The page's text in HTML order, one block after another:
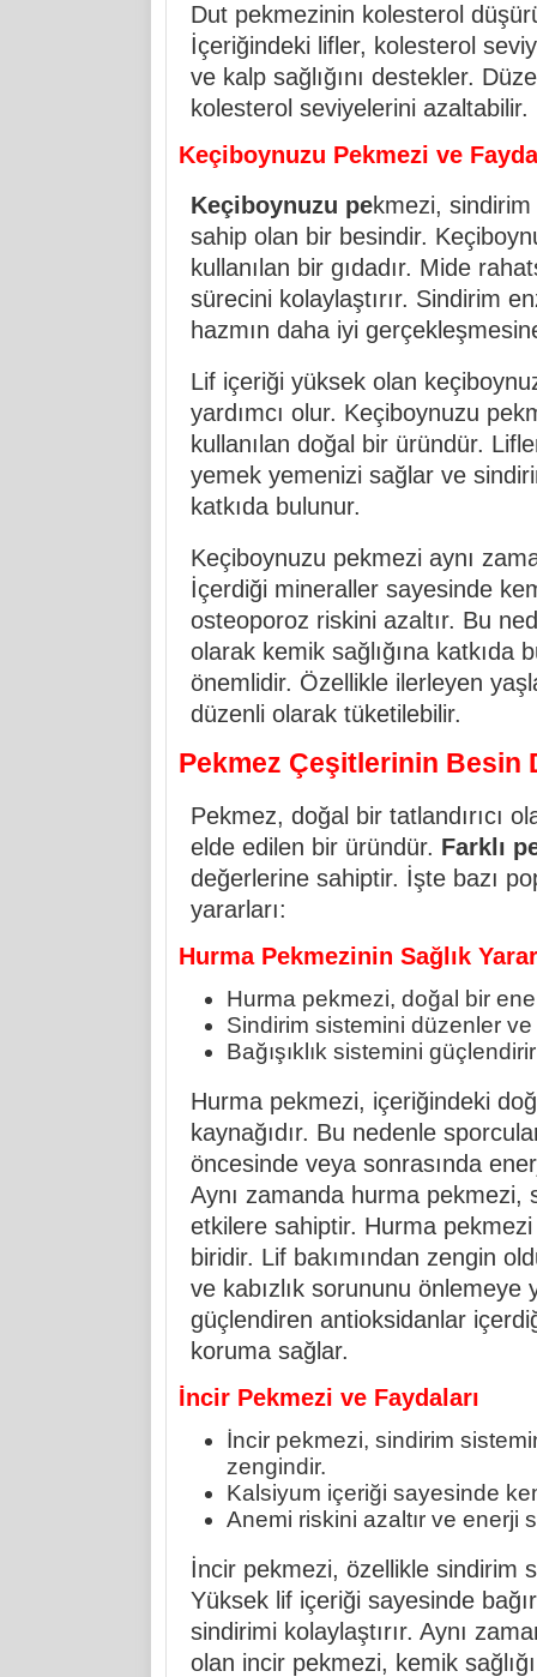
Dut pekmezinin kolesterol
İçeriğindeki lifler, kolesterol
ve kalp sağlığını destekler.
kolesterol seviyelerini azaltabilir.
Keçiboynuzu Pekmezi ve
Keçiboynuzu pekmezi,
sahip olan bir besindir.
kullanılan bir gıdadır. Mide
sürecini kolaylaştırır. Sindirim
hazmın daha iyi
Lif içeriği yüksek olan
yardımcı olur. Keçiboynuzu
kullanılan doğal bir üründür.
yemek yemenizi sağlar ve
katkıda bulunur.
Keçiboynuzu pekmezi aynı
İçerdiği mineraller sayesinde
osteoporoz riskini azaltır. Bu
olarak kemik sağlığına katkıda
önemlidir. Özellikle ilerleyen
düzenli olarak tüketilebilir.
Pekmez Çeşitlerinin Besin
Pekmez, doğal bir tatlandırıcı
elde edilen bir üründür. Farklı
değerlerine sahiptir. İşte bazı
yararları:
Hurma Pekmezinin Sağlık
Hurma pekmezi, doğal bir
Sindirim sistemini düzenler ve
Bağışıklık sistemini
Hurma pekmezi, içeriğindeki
kaynağıdır. Bu nedenle
öncesinde veya sonrasında
Aynı zamanda hurma pekmezi,
etkilere sahiptir. Hurma pekmezi
biridir. Lif bakımından zengin
ve kabızlık sorununu önlemeye
güçlendiren antioksidanlar
koruma sağlar.
İncir Pekmezi ve Faydaları
İncir pekmezi, sindirim
zengindir.
Kalsiyum içeriği sayesinde
Anemi riskini azaltır ve enerji
İncir pekmezi, özellikle sindirim
Yüksek lif içeriği sayesinde
sindirimi kolaylaştırır. Aynı
olan incir pekmezi, kemik